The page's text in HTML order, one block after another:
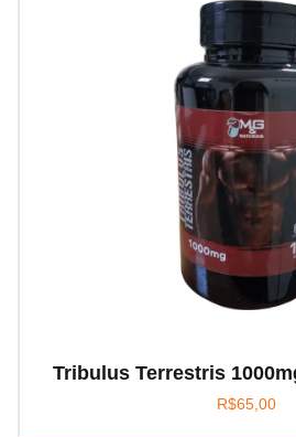
Tribulus Terrestris
R$65,00